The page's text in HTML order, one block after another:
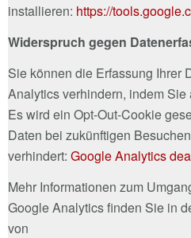
installieren: https://
Widerspruch gegen
Sie können die Erfassung Ihrer
Analytics verhindern, indem
Es wird ein Opt-Out-Cookie
Daten bei zukünftigen
verhindert: Google Analytics
Mehr Informationen zum
Google Analytics finden Sie in
von